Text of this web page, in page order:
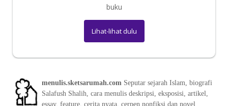
buku
Lihat-lihat dulu
menulis.sketsarumah.com Seputar sejarah Islam, biografi
Salafush Shalih, cara menulis deskripsi, eksposisi, artikel,
essay, feature, cerita nyata, cerpen nonfiksi dan novel